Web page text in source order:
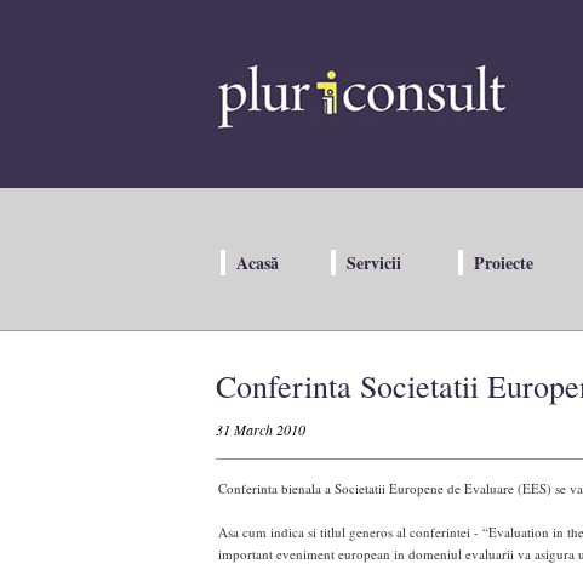
Acasă Servicii Proiecte
Conferinta Societatii
31 March 2010
Conferinta bienala a Societatii Europene de Evaluare (EES) se
Asa cum indica si titlul generos al conferintei - “Evaluation in
important eveniment european in domeniul evaluarii va asigura